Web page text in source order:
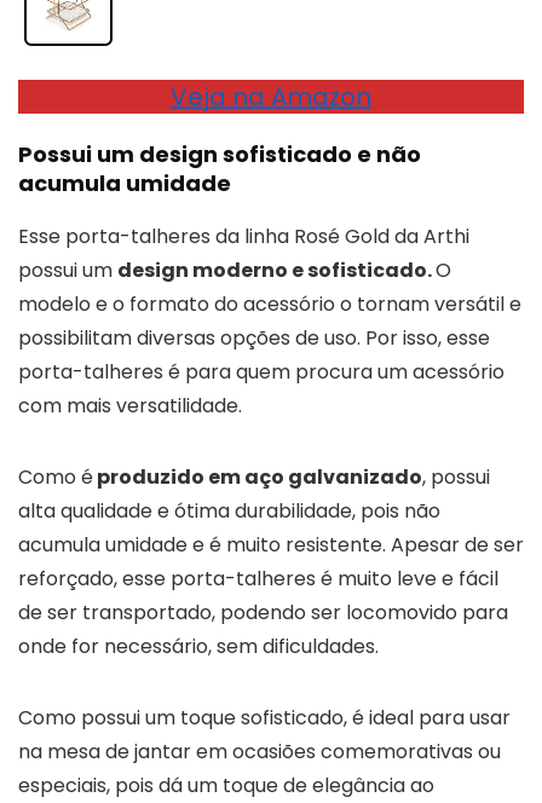
Veja na Amazon
Possui um design sofisticado e não
acumula umidade
Esse porta-talheres da linha Rosé Gold da Arthi
possui um design moderno e sofisticado.O
modelo e o formato do acessório o tornam versátil e
possibilitam diversas opções de uso. Por isso, esse
porta-talheres é para quem procura um acessório
com mais versatilidade.
Como éproduzido em aço galvanizado, possui
alta qualidade e ótima durabilidade, pois não
acumula umidade e é muito resistente. Apesar de ser
reforçado, esse porta-talheres é muito leve e fácil
de ser transportado, podendo ser locomovido para
onde for necessário, sem dificuldades.
Como possui um toque sofisticado, é ideal para usar
na mesa de jantar em ocasiões comemorativas ou
especiais, pois dá um toque de elegância ao